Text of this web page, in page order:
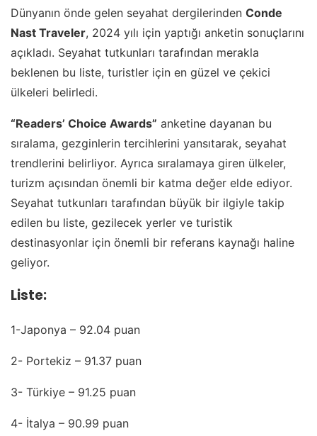
Dünyanın önde gelen seyahat dergilerinden Conde
Nast Traveler, 2024 yılı için yaptığı anketin sonuçlarını
açıkladı. Seyahat tutkunları tarafından merakla
beklenen bu liste, turistler için en güzel ve çekici
ülkeleri belirledi.
“Readers’ Choice Awards” anketine dayanan bu
sıralama, gezginlerin tercihlerini yansıtarak, seyahat
trendlerini belirliyor. Ayrıca sıralamaya giren ülkeler,
turizm açısından önemli bir katma değer elde ediyor.
Seyahat tutkunları tarafından büyük bir ilgiyle takip
edilen bu liste, gezilecek yerler ve turistik
destinasyonlar için önemli bir referans kaynağı haline
geliyor.
Liste:
1-Japonya – 92.04 puan
2- Portekiz – 91.37 puan
3- Türkiye – 91.25 puan
4- İtalya – 90.99 puan